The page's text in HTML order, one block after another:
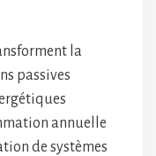
la
passives
annuelle
de systèmes